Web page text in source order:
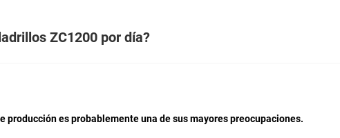
ZC1200 por día?
es probablemente una de sus mayores preocupaciones.